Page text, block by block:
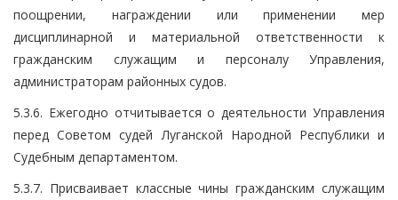
поощрении, награждении или применении мер
дисциплинарной и материальной ответственности к
гражданским служащим и персоналу Управления,
администраторам районных судов.
5.3.6. Ежегодно отчитывается о деятельности Управления
перед Советом судей Луганской Народной Республики и
Судебным департаментом.
5.3.7. Присваивает классные чины гражданским служащим